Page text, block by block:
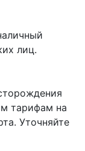
лиц.
тарифам на
Уточняйте